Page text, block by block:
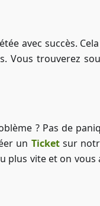
avec succès.
Vous trouverez
? Pas de
un Ticketsur
plus vite et on vous